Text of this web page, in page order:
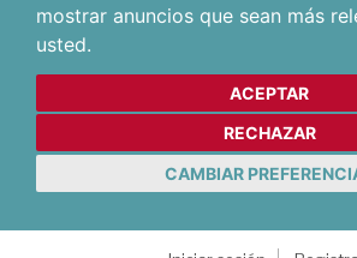
mostrar anuncios que sean más
usted.
ACEPTAR
RECHAZAR
CAMBIAR